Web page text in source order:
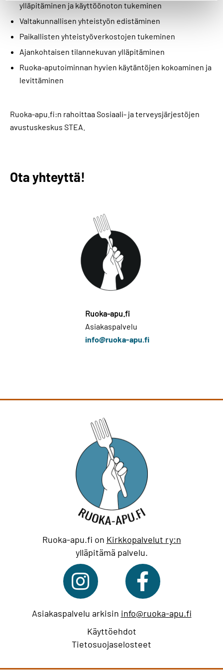
ylläpitäminen ja käyttöönoton tukeminen
Valtakunnallisen yhteistyön edistäminen
Paikallisten yhteistyöverkostojen tukeminen
Ajankohtaisen tilannekuvan ylläpitäminen
Ruoka-aputoiminnan hyvien käytäntöjen kokoaminen ja
levittäminen
Ruoka-apu.fi:n rahoittaa Sosiaali- ja terveysjärjestöjen
avustuskeskus STEA.
Ota yhteyttä!
Ruoka-apu.fi
Asiakaspalvelu
info@ruoka-apu.fi
Ruoka-apu.fi on Kirkkopalvelut ry:n
ylläpitämä palvelu.
Asiakaspalvelu arkisin info@ruoka-apu.fi
Käyttöehdot
Tietosuojaselosteet